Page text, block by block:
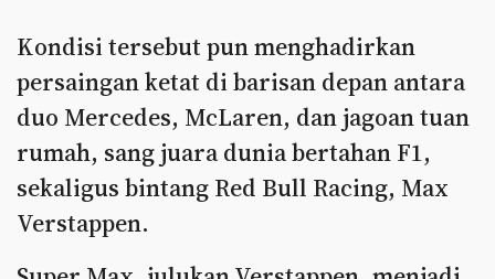
Kondisi tersebut pun menghadirkan
persaingan ketat di barisan depan antara
duo Mercedes, McLaren, dan jagoan tuan
rumah, sang juara dunia bertahan F1,
sekaligus bintang Red Bull Racing, Max
Verstappen.